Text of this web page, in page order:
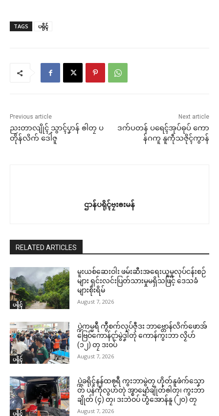
TAGS ပရိုၚ်
Previous article
ညးတာလျိုၚ် သွာၚ်ပၞာန် ၜါတၠ ပ
တိုန်လိက် ဒေါံဇူ
Next article
ဒက်ပတန် ပရေၚ်အုပ်ဓုပ် ကော
န်ဂကူ နူကဵုသဇိုၚ်ကွာန်
ဌာန်ပရိုၚ်ဗၠးၜးမန်
RELATED ARTICLES
ပရိုၚ်
မူးယစ်ဆေးဝါး ဖမ်းဆီးအရေးယူမှုလုပ်ငန်းစဉ်
များ ရှင်းလင်းပြတ်သားမှုမရှိသဖြင့် ဒေသခံ
များစိုးရိမ်
August 7, 2026
ပရိုၚ်
ပ္ဍဲကမ္မရဳ ကွဳစက်လုပ်ဇီုဒး ဘာဗ္တောန်လိက်ဖောအ်
ဗြေဝ်ကောန်ၚာ်မွဲဒၞါဲတုဲ ကောန်ကွးဘာ လၟိဟ်
(၁၂) တၠ ဒးဝပ်
August 7, 2026
ပရိုၚ်
ပ္ဍဲခရိုၚ်နန်ထၜုရဳ ကွးဘာမွဲတၠ ဟိုတ်နူဖံက်သၞော
တ် ပန်ကဵုလွဟ်တုဲ အ္စာၝောံချိုတ်ၜါတၠ၊ ကွးဘာ
ချိုတ် (၄) တၠ၊ ဒးဘဲဝပ် ဟွံအောန်နူ (၂၀) တၠ
August 7, 2026